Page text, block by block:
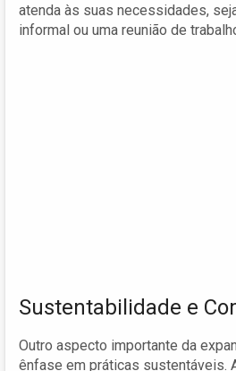
atenda às suas necessidades,
informal ou uma reunião de
Sustentabilidade e
Outro aspecto importante da
ênfase em práticas sustentáveis.